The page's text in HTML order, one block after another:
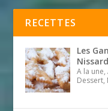
RECETTES
Les
A la
Dessert,